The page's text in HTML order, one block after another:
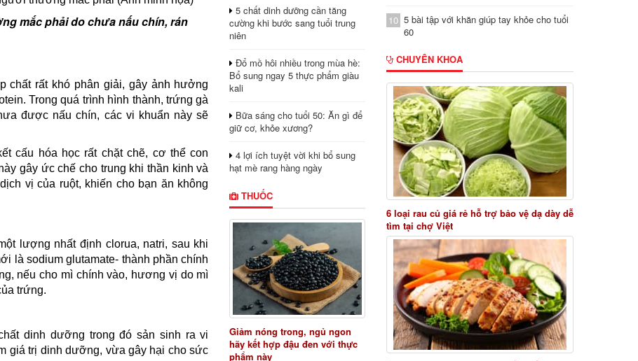
mắc phải do chưa nấu chín, rán
chất rất khó phân giải, gây ảnh hưởng
Trong quá trình hình thành, trứng gà
được nấu chín, các vi khuẩn này sẽ
cấu hóa học rất chặt chẽ, cơ thể con
gây ức chế cho trung khi thần kinh và
vị của ruột, khiến cho bạn ăn không
lượng nhất định clorua, natri, sau khi
là sodium glutamate- thành phần chính
nếu cho mì chính vào, hương vị do mì
trứng.
dinh dưỡng trong đó sản sinh ra vi
giá trị dinh dưỡng, vừa gây hại cho sức
5 chất dinh dưỡng cần tăng
cường khi bước sang tuổi trung
niên
Đổ mồ hôi nhiều trong mùa hè:
Bổ sung ngay 5 thực phẩm giàu
kali
Bữa sáng cho tuổi 50: Ăn gì để
giữ cơ, khỏe xương?
4 lợi ích tuyệt vời khi bổ sung
hạt mè rang hàng ngày
THUỐC
Giảm nóng trong, ngủ ngon
hãy kết hợp đậu đen với thực
phẩm này
10 5 bài tập với khăn giúp tay khỏe cho tuổi
60
CHUYÊN KHOA
6 loại rau củ giá rẻ hỗ trợ bảo vệ dạ dày dễ
tìm tại chợ Việt